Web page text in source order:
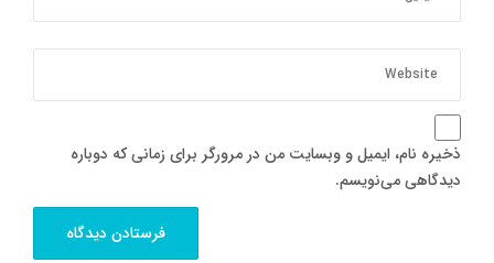
ذخیره نام، ایمیل و وبسایت من در مرورگر برای زمانی که دوباره
دیدگاهی می‌نویسم.